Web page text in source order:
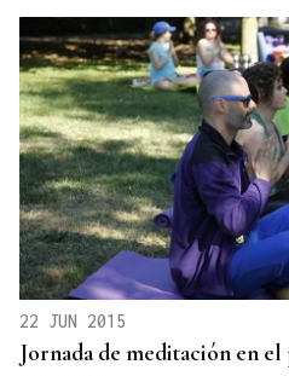
22 JUN 2015
Jornada de meditación en